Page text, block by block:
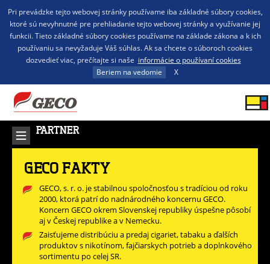
Pri prevádzke tejto webovej stránky používame iba základné súbory cookies,
ktoré sú nevyhnutné pre prehliadanie tejto webovej stránky a využívanie jej
funkcii. Tieto základné súbory cookies používame na základe zákona a k ich
používaniu sa nevyžaduje Váš súhlas. Ak sa chcete o súboroch cookies
dozvedieť viac, prečítajte si naše informácie o používaní cookies
Beriem na vedomie
X
PARTNER
GECO FAKTY
GECO, s. r. o. je stabilnou spoločnosťou s tradíciou od roku
2000, ktorá patrí do nadnárodného koncernu GECO.
Koncern GECO okrem Slovenskej republiky úspešne pôsobí
aj v Českej republike a v Nemecku.
Zaisťujeme distribúciu a predaj cigariet, tabaku a ďalších
produktov s nikotínom, fajčiarskych potrieb a doplnkového
sortimentu po celej SR.